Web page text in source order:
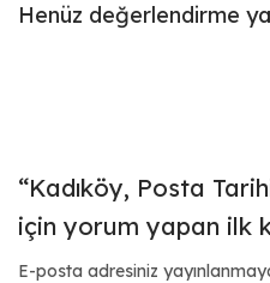
Henüz değerlendirme
“Kadıköy, Posta
için yorum yapan ilk
E-posta adresiniz